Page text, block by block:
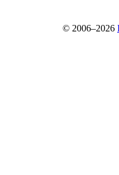
© 2006–2026